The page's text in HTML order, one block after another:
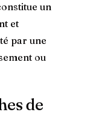
un
et
par une
ou
de